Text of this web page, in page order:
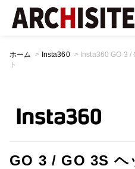
ホーム > Insta360 > Insta360 GO 3 /
ト
GO 3 / GO 3S ヘ